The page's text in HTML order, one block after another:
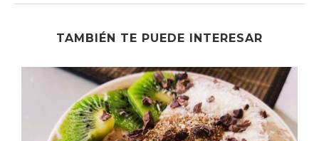
TAMBIÉN TE PUEDE INTERESAR